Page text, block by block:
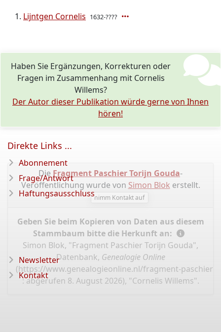
Lijntgen Cornelis 1632-????
Haben Sie Ergänzungen, Korrekturen oder
Fragen im Zusammenhang mit Cornelis
Willems?
Der Autor dieser Publikation würde gerne von Ihnen
hören!
Die Fragment Paschier Torijn Gouda-
Veröffentlichung wurde von Simon Blok erstellt.
nimm Kontakt auf
Geben Sie beim Kopieren von Daten aus diesem
Stammbaum bitte die Herkunft an:
Simon Blok, "Fragment Paschier Torijn Gouda",
Datenbank, Genealogie Online
(https://www.genealogieonline.nl/fragment-paschier-
: abgerufen 8. August 2026), "Cornelis Willems".
Direkte Links ...
Abonnement
Frage/Antwort
Haftungsausschluss
Newsletter
Kontakt